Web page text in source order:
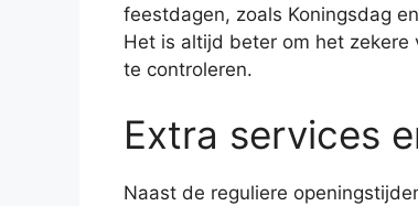
feestdagen, zoals Koningsdag
Het is altijd beter om het zekere
te controleren.
Extra services
Naast de reguliere